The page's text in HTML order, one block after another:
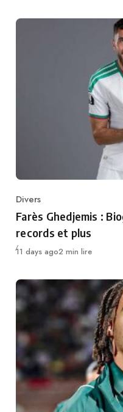
Category
Divers
Farès Ghedjemis :
records et plus
Publié
11 days ago2 min lire